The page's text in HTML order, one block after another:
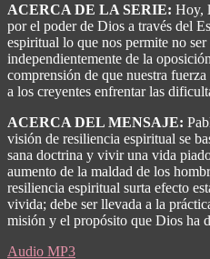
ACERCA DE LA SERIE: Hoy,
por el poder de Dios a través del
espiritual lo que nos permite no
independientemente de la
comprensión de que nuestra
a los creyentes enfrentar las
ACERCA DEL MENSAJE:
visión de resiliencia espiritual se
sana doctrina y vivir una vida
aumento de la maldad de los
resiliencia espiritual surta efecto
vivida; debe ser llevada a la
misión y el propósito que Dios ha
Audio MP3